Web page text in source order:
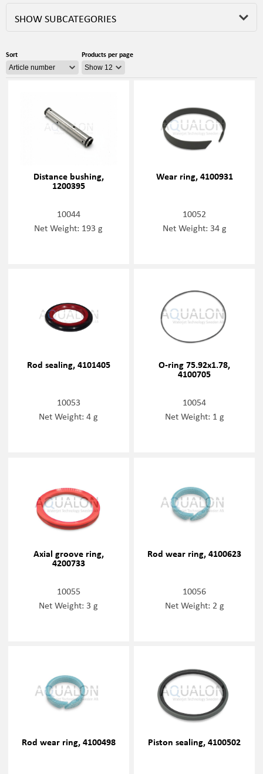
SHOW SUBCATEGORIES
Sort Products per page
Distance bushing,
1200395
10044
Net Weight: 193 g
Wear ring, 4100931
10052
Net Weight: 34 g
Rod sealing, 4101405
10053
Net Weight: 4 g
O-ring 75.92x1.78,
4100705
10054
Net Weight: 1 g
Axial groove ring,
4200733
10055
Net Weight: 3 g
Rod wear ring, 4100623
10056
Net Weight: 2 g
Rod wear ring, 4100498 Piston sealing, 4100502